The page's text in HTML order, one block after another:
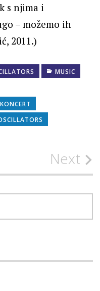
s njima i
– možemo ih
2011.)
MUSIC
KONCERT
Next